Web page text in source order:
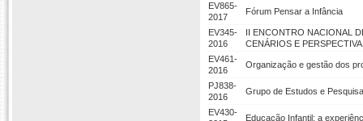
EV865-
2017
Fórum Pensar a Infância
EV345-
2016
II ENCONTRO NACIONAL
CENÁRIOS E
EV461-
2016
Organização e gestão dos
PJ838-
2016
Grupo de Estudos e
EV430-
Educação Infantil: a